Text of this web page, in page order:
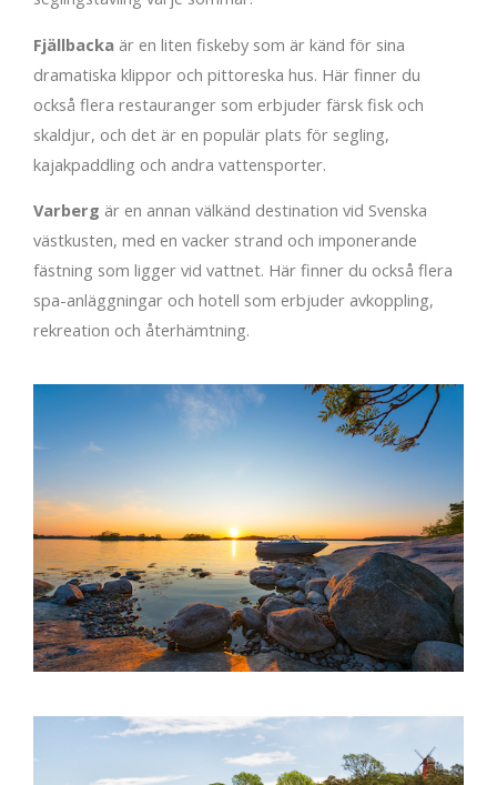
Fjällbacka är en liten fiskeby som är känd för sina
dramatiska klippor och pittoreska hus. Här finner du
också flera restauranger som erbjuder färsk fisk och
skaldjur, och det är en populär plats för segling,
kajakpaddling och andra vattensporter.
Varberg är en annan välkänd destination vid Svenska
västkusten, med en vacker strand och imponerande
fästning som ligger vid vattnet. Här finner du också flera
spa-anläggningar och hotell som erbjuder avkoppling,
rekreation och återhämtning.